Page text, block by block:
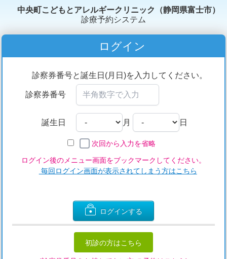
中央町こどもとアレルギークリニック（静岡県富士市）
診療予約システム
ログイン
診察券番号と誕生日(月日)を入力してください。
診察券番号
誕生日 月 日
次回から入力を省略
ログイン後のメニュー画面をブックマークしてください。
毎回ログイン画面が表示されてしまう方はこちら
ログインする
初診の方はこちら